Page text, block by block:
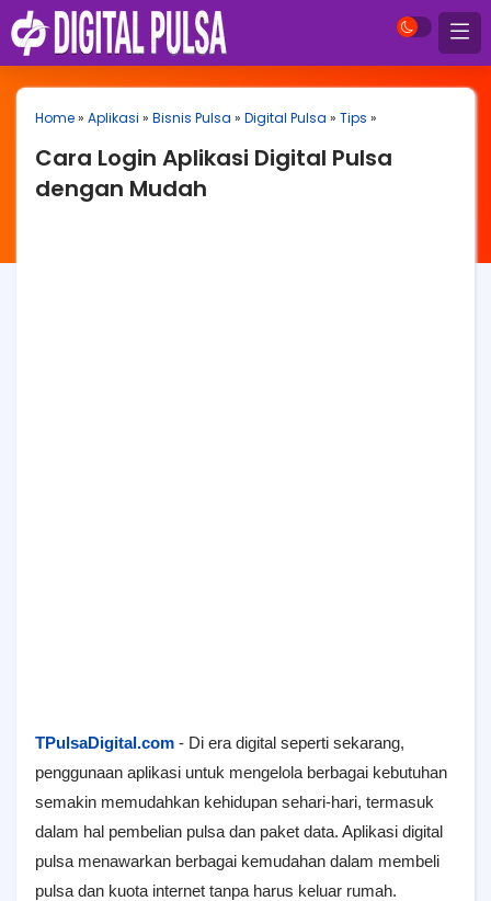
Home» Aplikasi » Bisnis Pulsa » Digital Pulsa » Tips »
Cara Login Aplikasi Digital Pulsa
dengan Mudah
TPulsaDigital.com - Di era digital seperti sekarang,
penggunaan aplikasi untuk mengelola berbagai kebutuhan
semakin memudahkan kehidupan sehari-hari, termasuk
dalam hal pembelian pulsa dan paket data. Aplikasi digital
pulsa menawarkan berbagai kemudahan dalam membeli
pulsa dan kuota internet tanpa harus keluar rumah.